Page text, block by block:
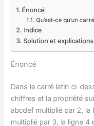
Énoncé
Qu’est-ce qu’un
Indice
Solution et explications
Énoncé
Dans le carré latin ci-
chiffres et la propriété
abcdef multiplié par 2,
multiplié par 3, la ligne 4